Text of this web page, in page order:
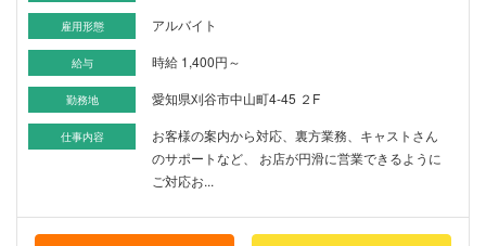
雇用形態 アルバイト
給与 時給 1,400円～
勤務地 愛知県刈谷市中山町4-45 ２F
仕事内容
お客様の案内から対応、裏方業務、キャストさん
のサポートなど、 お店が円滑に営業できるように
ご対応お...